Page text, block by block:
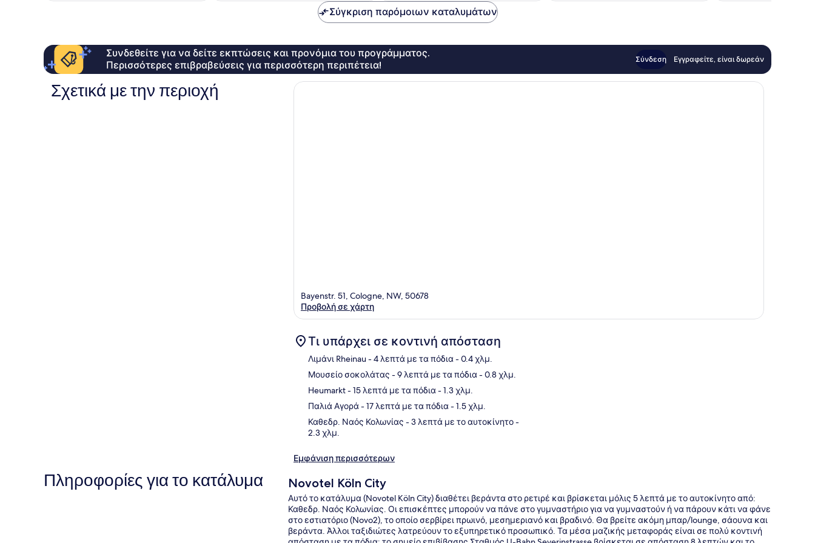
Σύγκριση παρόμοιων καταλυμάτων
Συνδεθείτε για να δείτε εκπτώσεις και προνόμια του προγράμματος.
Περισσότερες επιβραβεύσεις για περισσότερη περιπέτεια!
Σύνδεση Εγγραφείτε, είναι δωρεάν
Σχετικά με την περιοχή
Bayenstr. 51, Cologne, NW, 50678
Προβολή σε χάρτη
Τι υπάρχει σε κοντινή απόσταση
Λιμάνι Rheinau- 4 λεπτά με τα πόδια - 0.4 χλμ.
Μουσείο σοκολάτας - 9 λεπτά με τα πόδια - 0.8 χλμ.
Heumarkt- 15 λεπτά με τα πόδια - 1.3 χλμ.
Παλιά Αγορά - 17 λεπτά με τα πόδια - 1.5 χλμ.
Καθεδρ. Ναός Κολωνίας - 3 λεπτά με το αυτοκίνητο-
2.3 χλμ.
Εμφάνιση περισσότερων
Πληροφορίες για το κατάλυμα Novotel Köln City
Αυτό το κατάλυμα (Novotel Köln City) διαθέτει βεράντα στο ρετιρέ και βρίσκεται μόλις 5 λεπτά με το αυτοκίνητο από:
Καθεδρ. Ναός Κολωνίας. Οι επισκέπτες μπορούν να πάνε στο γυμναστήριο για να γυμναστούν ή να πάρουν κάτι να φάνε
στο εστιατόριο (Novo2), το οποίο σερβίρει πρωινό, μεσημεριανό και βραδινό. Θα βρείτε ακόμη μπαρ/lounge, σάουνα και
βεράντα. Άλλοι ταξιδιώτες λατρεύουν το εξυπηρετικό προσωπικό. Τα μέσα μαζικής μεταφοράς είναι σε πολύ κοντινή